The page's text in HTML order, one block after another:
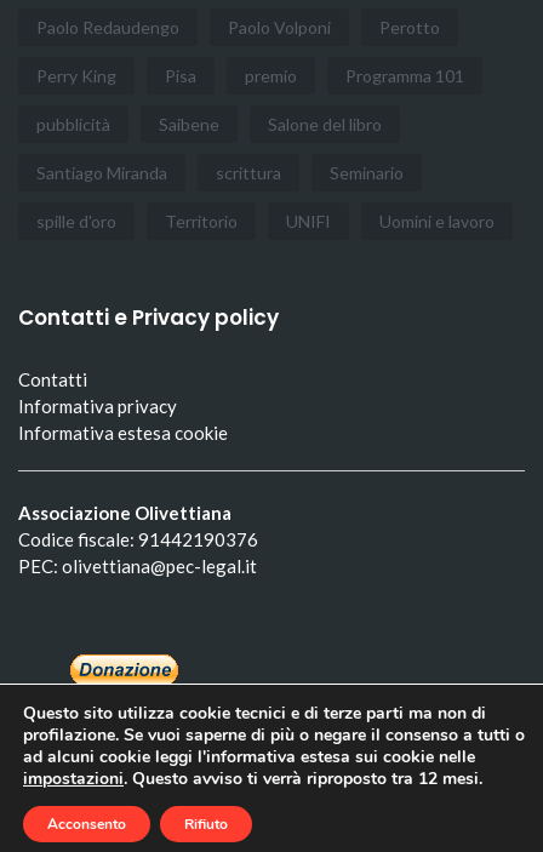
Paolo Redaudengo Paolo Volponi Perotto
Perry King Pisa premio Programma 101
pubblicità Saibene Salone del libro
Santiago Miranda scrittura Seminario
spille d'oro Territorio UNIFI Uomini e lavoro
Contatti e Privacy policy
Contatti
Informativa privacy
Informativa estesa cookie
Associazione Olivettiana
Codice fiscale: 91442190376
PEC: olivettiana@pec-legal.it
Themes
Questo sito utilizza cookie tecnici e di terze parti ma non di
profilazione. Se vuoi saperne di più o negare il consenso a tutti o
ad alcuni cookie leggi l'informativa estesa sui cookie nelle
impostazioni. Questo avviso ti verrà riproposto tra 12 mesi.
Acconsento Rifiuto